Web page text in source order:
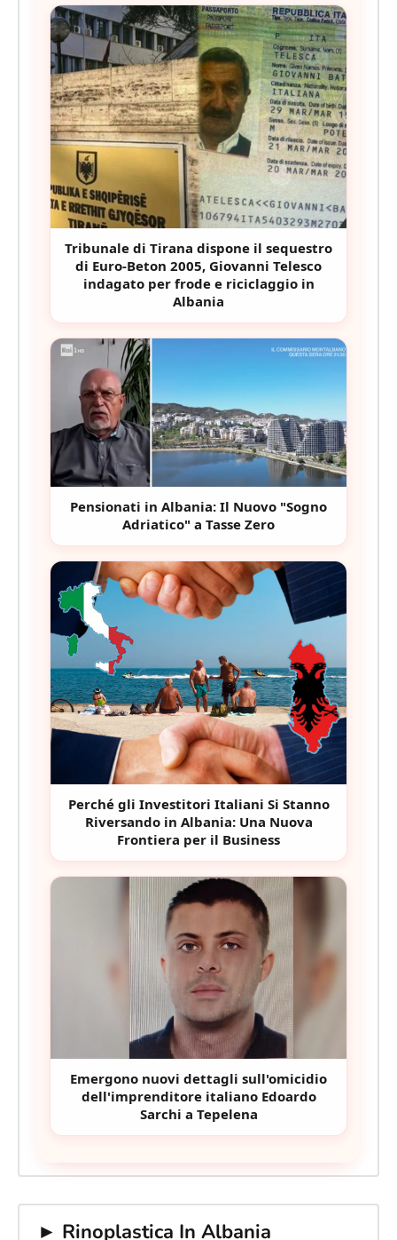
Tribunale di Tirana dispone il sequestro
di Euro-Beton 2005, Giovanni Telesco
indagato per frode e riciclaggio in
Albania
Pensionati in Albania: Il Nuovo "Sogno
Adriatico" a Tasse Zero
Perché gli Investitori Italiani Si Stanno
Riversando in Albania: Una Nuova
Frontiera per il Business
Emergono nuovi dettagli sull'omicidio
dell'imprenditore italiano Edoardo
Sarchi a Tepelena
► Rinoplastica In Albania